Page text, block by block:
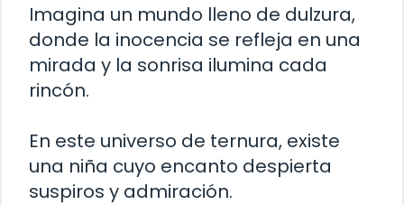
Imagina un mundo lleno de dulzura,
donde la inocencia se refleja en una
mirada y la sonrisa ilumina cada
rincón.
En este universo de ternura, existe
una niña cuyo encanto despierta
suspiros y admiración.